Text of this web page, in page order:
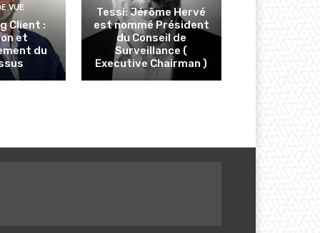
VUE
Client :
et
du
Tessi: Jérôme Hervé
est nommé Président
du Conseil de
Surveillance (
Executive Chairman )